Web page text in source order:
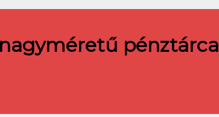
pénztárca